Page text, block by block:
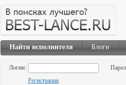
Найти исполнителя Блоги
Логин:
Регистрация